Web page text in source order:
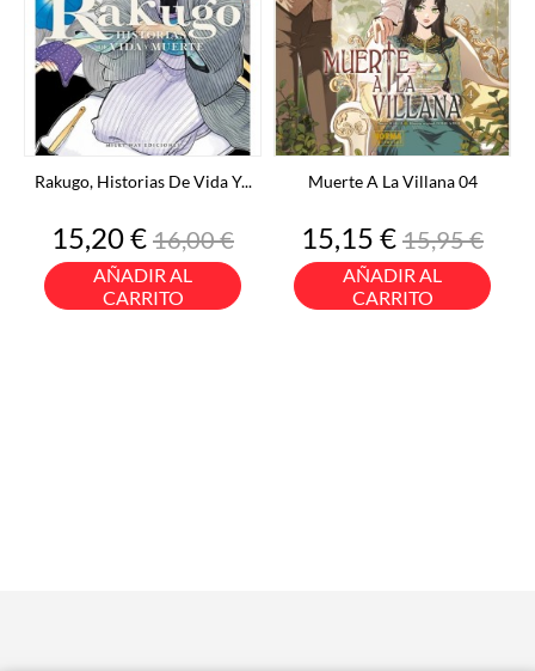
Rakugo, Historias De Vida Y...
Precio
15,20 €Precio
base
16,00 €
AÑADIR AL
CARRITO
Muerte A La Villana 04
Precio
15,15 €Precio
base
15,95 €
AÑADIR AL
CARRITO